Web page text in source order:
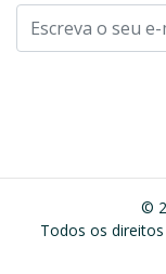
©
Todos os